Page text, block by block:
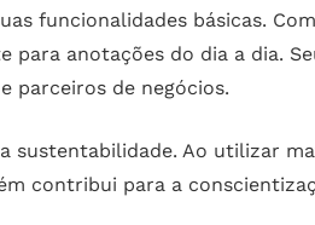
funcionalidades básicas.
para anotações do dia a dia.
parceiros de negócios.
sustentabilidade. Ao utilizar
contribui para a